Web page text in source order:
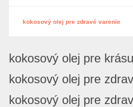
kokosový olej pre zdravé varenie
kokosový olej pre krásu
kokosový olej pre
kokosový olej pre